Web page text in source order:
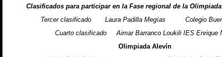
Clasificados para participar en la Fase regional de la
Tercer clasificado Laura Padilla Megías Colegio Buen
Cuarto clasificado Aimar Barranco Loukili IES Enrique
Olimpiada Alevín